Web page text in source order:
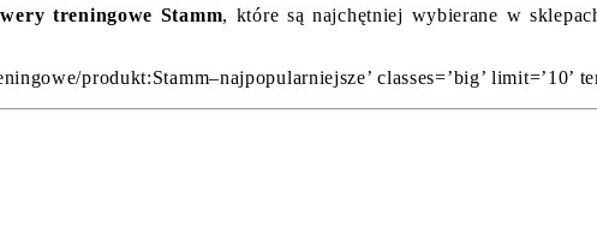
treningowe Stamm, które są najchętniej wybierane w
produkt:Stamm–najpopularniejsze’ classes=’big’ limit=’10’